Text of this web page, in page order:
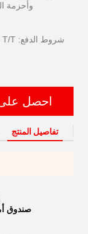
وأحزمة
احصل
تفاصيل المنتج
صندوق